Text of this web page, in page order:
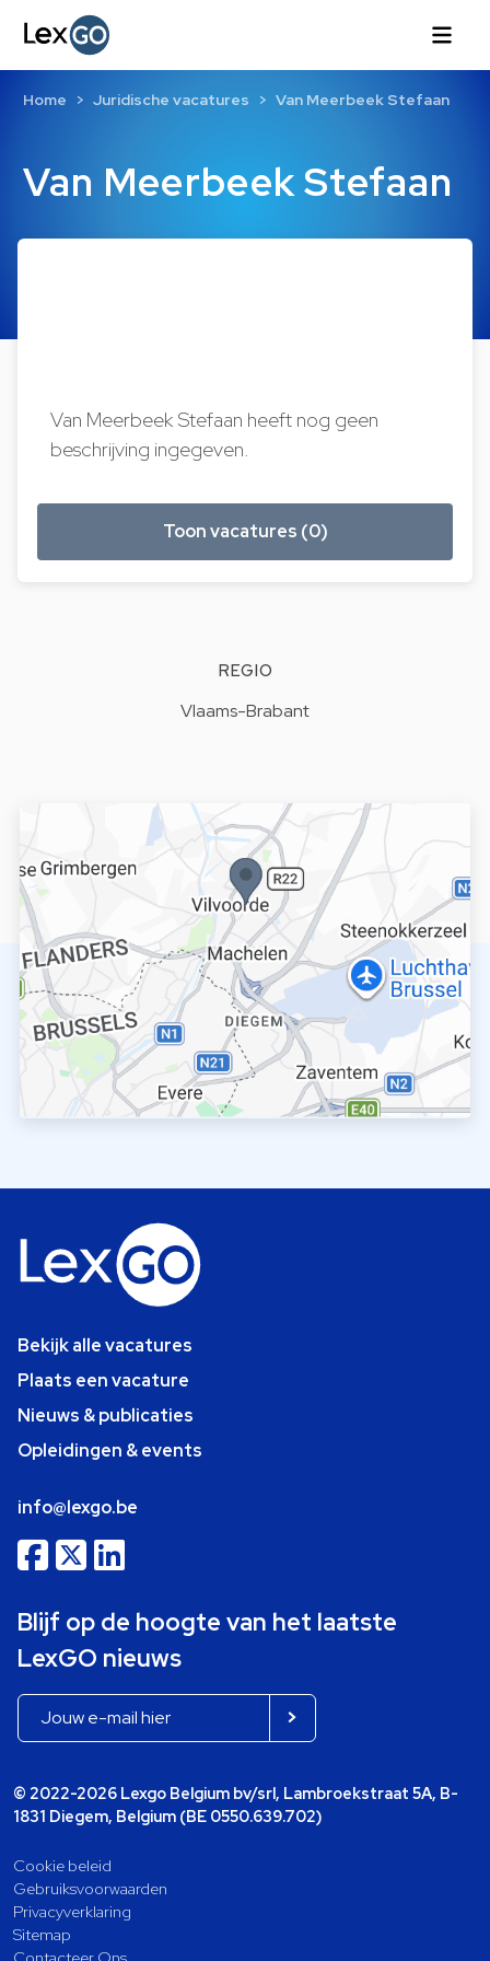
Van Meerbeek Stefaan
Home Juridische vacatures Van Meerbeek Stefaan
Van Meerbeek Stefaan heeft nog geen
beschrijving ingegeven.
Toon vacatures (0)
REGIO
Vlaams-Brabant
Bekijk alle vacatures
Plaats een vacature
Nieuws & publicaties
Opleidingen & events
info@lexgo.be
Blijf op de hoogte van het laatste
LexGO nieuws
© 2022-2026 Lexgo Belgium bv/srl, Lambroekstraat 5A, B-
1831 Diegem, Belgium (BE 0550.639.702)
Cookie beleid
Gebruiksvoorwaarden
Privacyverklaring
Sitemap